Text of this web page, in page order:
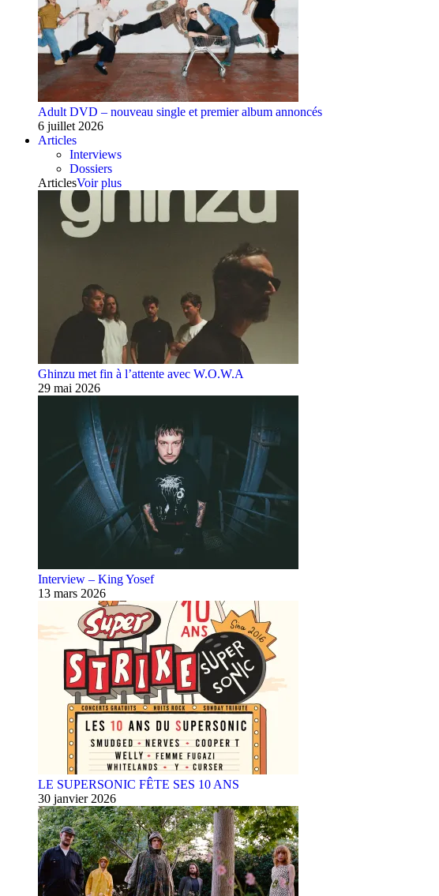
Adult DVD – nouveau single et premier album annoncés
6 juillet 2026
Articles
Interviews
Dossiers
ArticlesVoir plus
Ghinzu met fin à l’attente avec W.O.W.A
29 mai 2026
Interview – King Yosef
13 mars 2026
LE SUPERSONIC FÊTE SES 10 ANS
30 janvier 2026